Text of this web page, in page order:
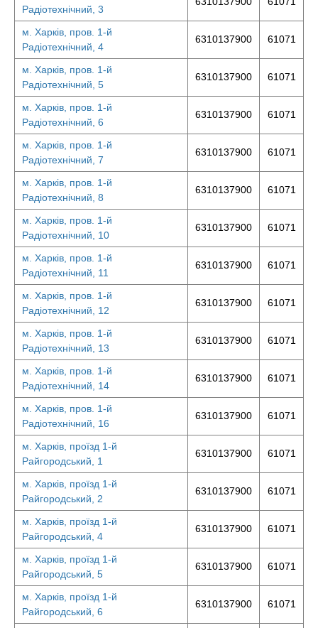
Радіотехнічний, 3
м. Харків, пров. 1-й
Радіотехнічний, 4
6310137900 61071
м. Харків, пров. 1-й
Радіотехнічний, 5
6310137900 61071
м. Харків, пров. 1-й
Радіотехнічний, 6
6310137900 61071
м. Харків, пров. 1-й
Радіотехнічний, 7
6310137900 61071
м. Харків, пров. 1-й
Радіотехнічний, 8
6310137900 61071
м. Харків, пров. 1-й
Радіотехнічний, 10
6310137900 61071
м. Харків, пров. 1-й
Радіотехнічний, 11
6310137900 61071
м. Харків, пров. 1-й
Радіотехнічний, 12
6310137900 61071
м. Харків, пров. 1-й
Радіотехнічний, 13
6310137900 61071
м. Харків, пров. 1-й
Радіотехнічний, 14
6310137900 61071
м. Харків, пров. 1-й
Радіотехнічний, 16
6310137900 61071
м. Харків, проїзд 1-й
Райгородський, 1
6310137900 61071
м. Харків, проїзд 1-й
Райгородський, 2
6310137900 61071
м. Харків, проїзд 1-й
Райгородський, 4
6310137900 61071
м. Харків, проїзд 1-й
Райгородський, 5
6310137900 61071
м. Харків, проїзд 1-й
Райгородський, 6
6310137900 61071